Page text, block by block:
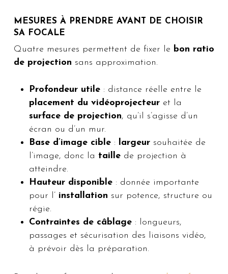
MESURES À PRENDRE AVANT DE CHOISIR
SA FOCALE
Quatre mesures permettent de fixer le bon ratio
de projection sans approximation.
Profondeur utile: distance réelle entre le
placement du vidéoprojecteuret la
surface de projection, qu’il s’agisse d’un
écran ou d’un mur.
Base d’image cible: largeursouhaitée de
l’image, donc la taillede projection à
atteindre.
Hauteur disponible: donnée importante
pour l’ installation sur potence, structure ou
régie.
Contraintes de câblage: longueurs,
passages et sécurisation des liaisons vidéo,
à prévoir dès la préparation.